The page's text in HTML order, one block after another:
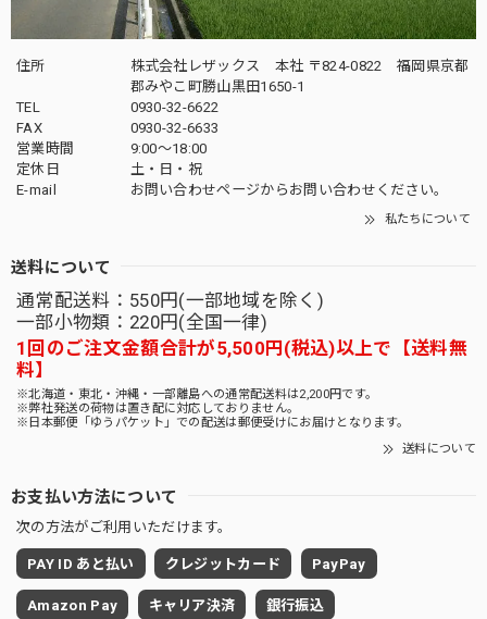
住所
株式会社レザックス 本社 〒824-0822 福岡県京都
郡みやこ町勝山黒田1650-1
TEL
0930-32-6622
FAX
0930-32-6633
営業時間
9:00〜18:00
定休日
土・日・祝
E-mail
お問い合わせページからお問い合わせください。
私たちについて
送料について
通常配送料：550円(一部地域を除く)
一部小物類：220円(全国一律)
1回のご注文金額合計が5,500円(税込)以上で【送料無
料】
※北海道・東北・沖縄・一部離島への通常配送料は2,200円です。
※弊社発送の荷物は置き配に対応しておりません。
※日本郵便「ゆうパケット」での配送は郵便受けにお届けとなります。
送料について
お支払い方法について
次の方法がご利用いただけます。
PAY ID あと払い クレジットカード PayPay
Amazon Pay キャリア決済 銀行振込